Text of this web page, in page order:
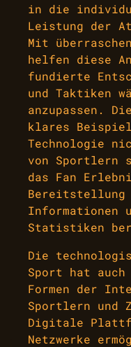
in die
Leistung der
Mit
helfen diese
fundierte
und Taktiken
anzupassen.
klares
Technologie
von Sportlern
das Fan
Informationen
Statistiken
Die
Sport hat
Formen der
Sportlern und
Digitale
Netzwerke